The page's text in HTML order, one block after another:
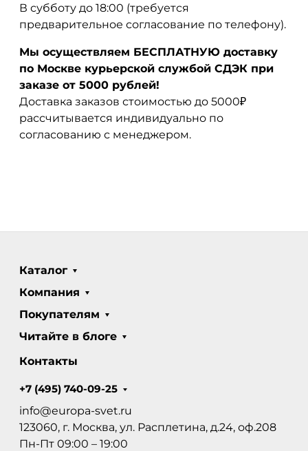
В субботу до 18:00 (требуется
предварительное согласование по телефону).
Мы осуществляем БЕСПЛАТНУЮ доставку
по Москве курьерской службой СДЭК при
заказе от 5000 рублей!
Доставка заказов стоимостью до 5000₽
рассчитывается индивидуально по
согласованию с менеджером.
Каталог
Компания
Покупателям
Читайте в блоге
Контакты
+7 (495) 740-09-25
info@europa-svet.ru
123060, г. Москва, ул. Расплетина, д.24, оф.208
Пн-Пт 09:00 – 19:00